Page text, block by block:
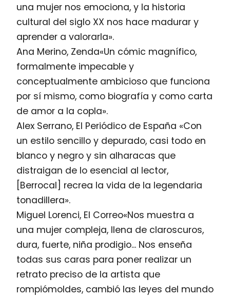
una mujer nos emociona, y la historia
cultural del siglo XX nos hace madurar y
aprender a valorarla».
Ana Merino, Zenda«Un cómic magnífico,
formalmente impecable y
conceptualmente ambicioso que funciona
por sí mismo, como biografía y como carta
de amor a la copla».
Alex Serrano, El Periódico de España «Con
un estilo sencillo y depurado, casi todo en
blanco y negro y sin alharacas que
distraigan de lo esencial al lector,
[Berrocal] recrea la vida de la legendaria
tonadillera».
Miguel Lorenci, El Correo«Nos muestra a
una mujer compleja, llena de claroscuros,
dura, fuerte, niña prodigio... Nos enseña
todas sus caras para poner realizar un
retrato preciso de la artista que
rompiómoldes, cambió las leyes del mundo